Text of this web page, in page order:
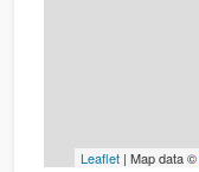
Leaflet | Map data ©